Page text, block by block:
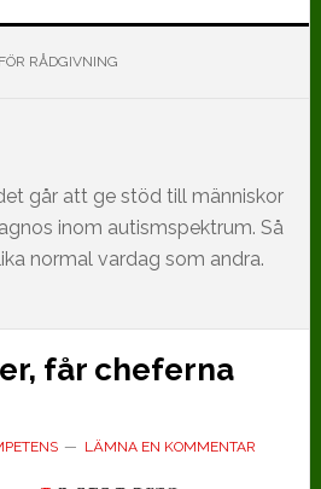
RÅDGIVNING
går att ge stöd till människor
inom autismspektrum. Så
normal vardag som andra.
får cheferna
LÄMNA EN KOMMENTAR